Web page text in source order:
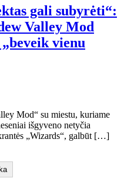
gali subyrėti“:
Valley Mod
vienu
Mod“ su miestu, kuriame
išgyveno netyčia
„Wizards“, galbūt […]